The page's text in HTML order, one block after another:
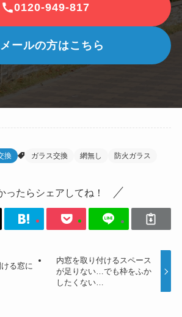
0120-949-817
メールの方はこちら
換 ガラス交換 網無し 防火ガラス
ったらシェアしてね！
る窓に
内窓を取り付けるスペース
が足りない…でも枠をふか
したくない…